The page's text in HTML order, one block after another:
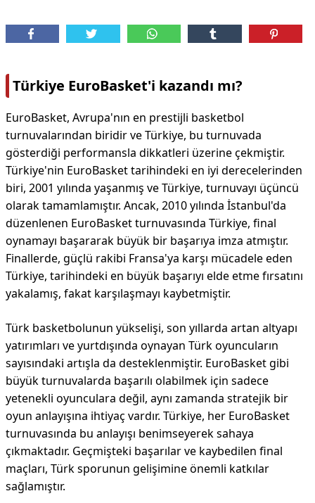
Türkiye EuroBasket'i kazandı mı?
EuroBasket, Avrupa'nın en prestijli basketbol
turnuvalarından biridir ve Türkiye, bu turnuvada
gösterdiği performansla dikkatleri üzerine çekmiştir.
Türkiye'nin EuroBasket tarihindeki en iyi derecelerinden
biri, 2001 yılında yaşanmış ve Türkiye, turnuvayı üçüncü
olarak tamamlamıştır. Ancak, 2010 yılında İstanbul'da
düzenlenen EuroBasket turnuvasında Türkiye, final
oynamayı başararak büyük bir başarıya imza atmıştır.
Finallerde, güçlü rakibi Fransa'ya karşı mücadele eden
Türkiye, tarihindeki en büyük başarıyı elde etme fırsatını
yakalamış, fakat karşılaşmayı kaybetmiştir.
Türk basketbolunun yükselişi, son yıllarda artan altyapı
yatırımları ve yurtdışında oynayan Türk oyuncuların
sayısındaki artışla da desteklenmiştir. EuroBasket gibi
büyük turnuvalarda başarılı olabilmek için sadece
yetenekli oyunculara değil, aynı zamanda stratejik bir
oyun anlayışına ihtiyaç vardır. Türkiye, her EuroBasket
turnuvasında bu anlayışı benimseyerek sahaya
çıkmaktadır. Geçmişteki başarılar ve kaybedilen final
maçları, Türk sporunun gelişimine önemli katkılar
sağlamıştır.